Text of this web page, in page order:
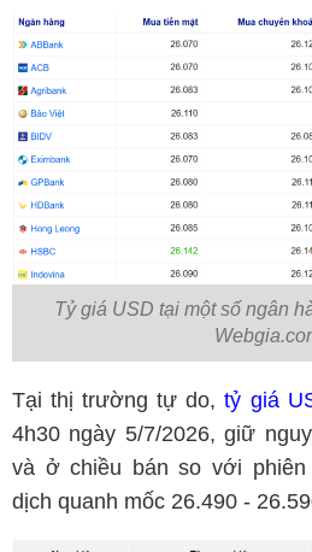
Tỷ giá USD tại một số ngân
Tại thị trường tự do,tỷ giá
4h30 ngày 5/7/2026, giữ
và ở chiều bán so với
dịch quanh mốc 26.490 -